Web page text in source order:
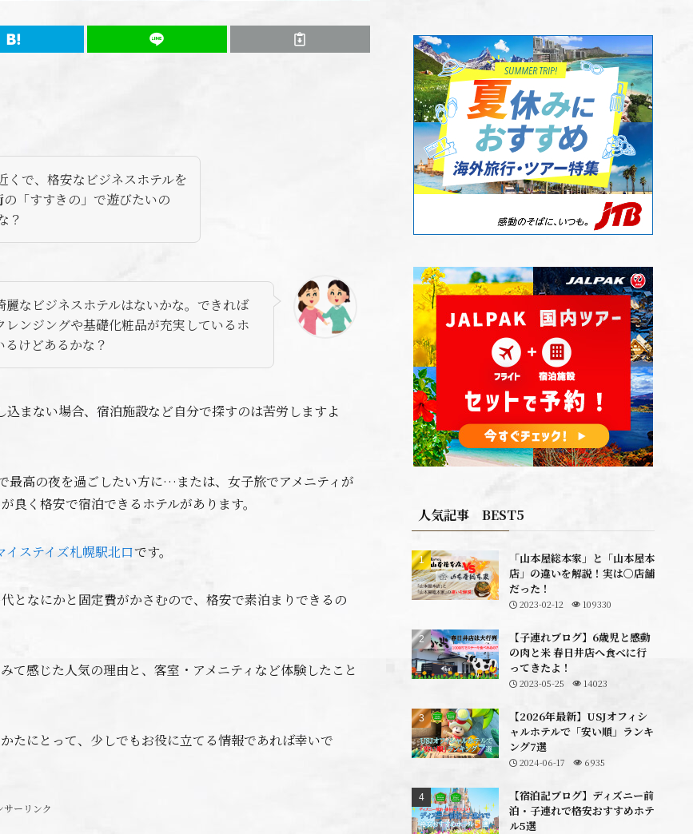
くで、格安なビジネスホテルを
の「すすきの」で遊びたいの
？
なビジネスホテルはないかな。できれば
ンジングや基礎化粧品が充実しているホ
けどあるかな？
まない場合、宿泊施設など自分で探すのは苦労しますよ
最高の夜を過ごしたい方に…または、女子旅でアメニティが
く格安で宿泊できるホテルがあります。
イステイズ札幌駅北口です。
となにかと固定費がかさむので、格安で素泊まりできるの
て感じた人気の理由と、客室・アメニティなど体験したこと
たにとって、少しでもお役に立てる情報であれば幸いで
サーリンク
人気記事 BEST5
「山本屋総本家」と「山本屋本
店」の違いを解説！実は〇店舗
だった！
2023-02-12 109330
【子連れブログ】6歳児と感動
の肉と米 春日井店へ食べに行
ってきたよ！
2023-05-25 14023
【2026年最新】USJオフィシ
ャルホテルで「安い順」ランキ
ング7選
2024-06-17 6935
【宿泊記ブログ】ディズニー前
泊・子連れで格安おすすめホテ
ル5選